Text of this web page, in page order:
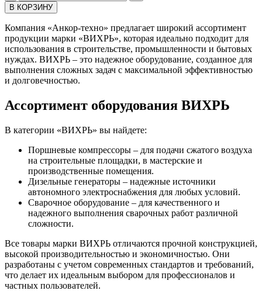
В КОРЗИНУ
Компания «Анкор-техно» предлагает широкий ассортимент
продукции марки «ВИХРЬ», которая идеально подходит для
использования в строительстве, промышленности и бытовых
нуждах. ВИХРЬ – это надежное оборудование, созданное для
выполнения сложных задач с максимальной эффективностью
и долговечностью.
Ассортимент оборудования ВИХРЬ
В категории «ВИХРЬ» вы найдете:
Поршневые компрессоры – для подачи сжатого воздуха
на строительные площадки, в мастерские и
производственные помещения.
Дизельные генераторы – надежные источники
автономного электроснабжения для любых условий.
Сварочное оборудование – для качественного и
надежного выполнения сварочных работ различной
сложности.
Все товары марки ВИХРЬ отличаются прочной конструкцией,
высокой производительностью и экономичностью. Они
разработаны с учетом современных стандартов и требований,
что делает их идеальным выбором для профессионалов и
частных пользователей.